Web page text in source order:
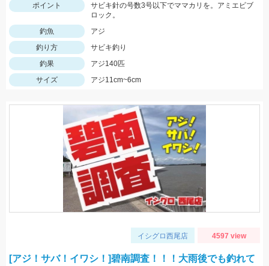
ポイント
サビキ針の号数3号以下でママカリを。アミエビブ
ロック。
釣魚
アジ
釣り方
サビキ釣り
釣果
アジ140匹
サイズ
アジ11cm~6cm
イシグロ西尾店 4597 view
[アジ！サバ！イワシ！]碧南調査！！！大雨後でも釣れて